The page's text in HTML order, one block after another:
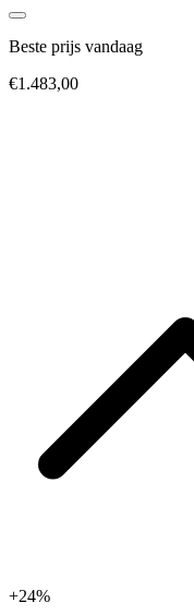
Beste prijs vandaag
€1.483,00
+24%